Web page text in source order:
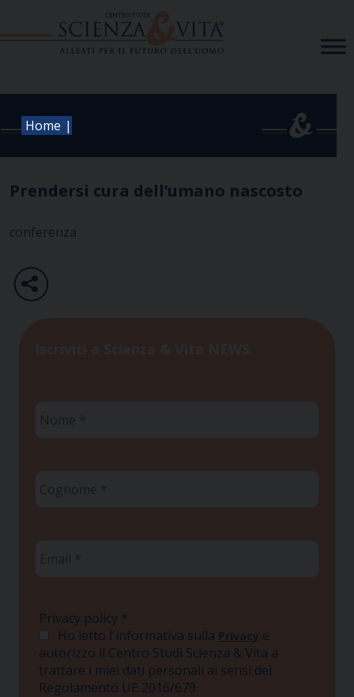
Home |
Prendersi cura dell’umano nascosto
conferenza
Privacy policy *
Ho letto l'informativa sulla Privacy e
autorizzo il Centro Studi Scienza & Vita a
trattare i miei dati personali ai sensi del
Regolamento UE 2016/679